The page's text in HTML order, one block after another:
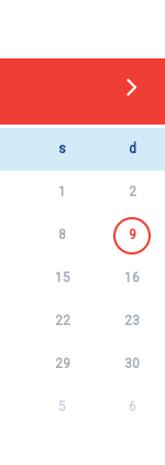
s d
1 2
8 9
15 16
22 23
29 30
5 6